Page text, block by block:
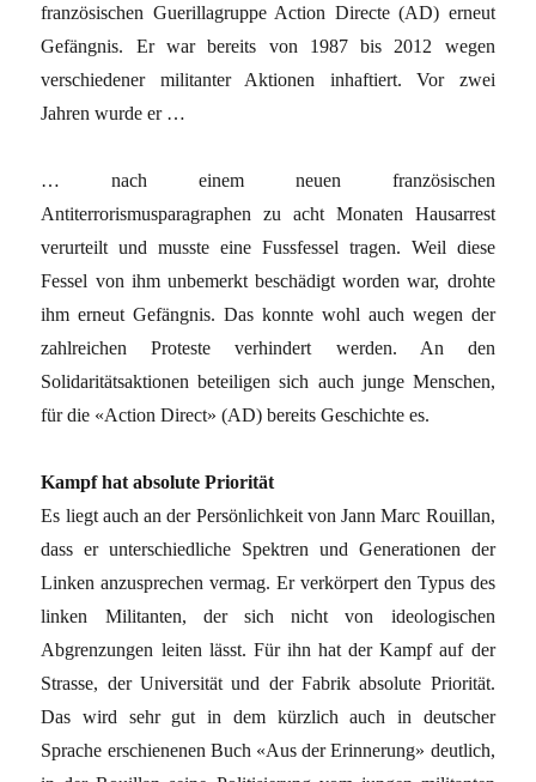
französischen Guerillagruppe Action Directe (AD) erneut
Gefängnis. Er war bereits von 1987 bis 2012 wegen
verschiedener militanter Aktionen inhaftiert. Vor zwei
Jahren wurde er …
… nach einem neuen französischen
Antiterrorismusparagraphen zu acht Monaten Hausarrest
verurteilt und musste eine Fussfessel tragen. Weil diese
Fessel von ihm unbemerkt beschädigt worden war, drohte
ihm erneut Gefängnis. Das konnte wohl auch wegen der
zahlreichen Proteste verhindert werden. An den
Solidaritätsaktionen beteiligen sich auch junge Menschen,
für die «Action Direct» (AD) bereits Geschichte es.
Kampf hat absolute Priorität
Es liegt auch an der Persönlichkeit von Jann Marc Rouillan,
dass er unterschiedliche Spektren und Generationen der
Linken anzusprechen vermag. Er verkörpert den Typus des
linken Militanten, der sich nicht von ideologischen
Abgrenzungen leiten lässt. Für ihn hat der Kampf auf der
Strasse, der Universität und der Fabrik absolute Priorität.
Das wird sehr gut in dem kürzlich auch in deutscher
Sprache erschienenen Buch «Aus der Erinnerung» deutlich,